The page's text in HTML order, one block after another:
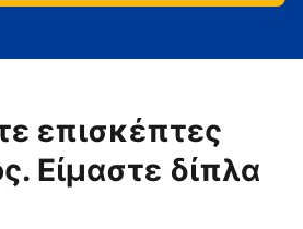
επισκέπτες
Είμαστε δίπλα